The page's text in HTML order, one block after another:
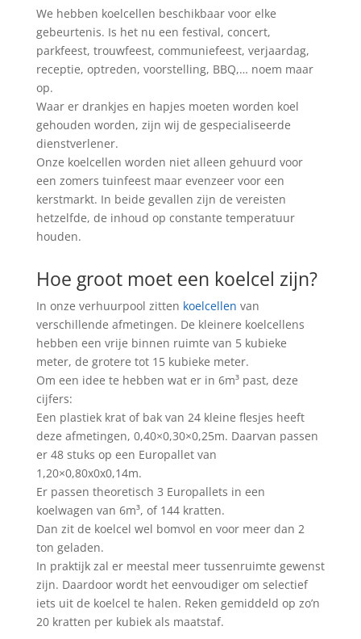
We hebben koelcellen beschikbaar voor elke
gebeurtenis. Is het nu een festival, concert,
parkfeest, trouwfeest, communiefeest, verjaardag,
receptie, optreden, voorstelling, BBQ,… noem maar
op.
Waar er drankjes en hapjes moeten worden koel
gehouden worden, zijn wij de gespecialiseerde
dienstverlener.
Onze koelcellen worden niet alleen gehuurd voor
een zomers tuinfeest maar evenzeer voor een
kerstmarkt. In beide gevallen zijn de vereisten
hetzelfde, de inhoud op constante temperatuur
houden.
Hoe groot moet een koelcel zijn?
In onze verhuurpool zitten koelcellen van
verschillende afmetingen. De kleinere koelcellens
hebben een vrije binnen ruimte van 5 kubieke
meter, de grotere tot 15 kubieke meter.
Om een idee te hebben wat er in 6m³ past, deze
cijfers:
Een plastiek krat of bak van 24 kleine flesjes heeft
deze afmetingen, 0,40×0,30×0,25m. Daarvan passen
er 48 stuks op een Europallet van
1,20×0,80x0x0,14m.
Er passen theoretisch 3 Europallets in een
koelwagen van 6m³, of 144 kratten.
Dan zit de koelcel wel bomvol en voor meer dan 2
ton geladen.
In praktijk zal er meestal meer tussenruimte gewenst
zijn. Daardoor wordt het eenvoudiger om selectief
iets uit de koelcel te halen. Reken gemiddeld op zo’n
20 kratten per kubiek als maatstaf.